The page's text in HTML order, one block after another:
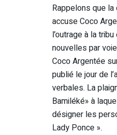
Rappelons que
accuse Coco
l’outrage à la
nouvelles par
Coco Argentée
publié le jour de
verbales. La
Bamiléké» à
désigner les
Lady Ponce ».